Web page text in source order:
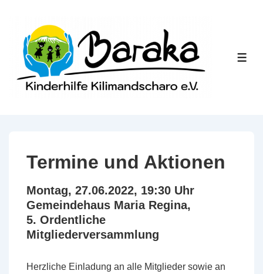
Termine und Aktionen
Montag, 27.06.2022, 19:30 Uhr
Gemeindehaus Maria Regina,
5. Ordentliche
Mitgliederversammlung
Herzliche Einladung an alle Mitglieder sowie an